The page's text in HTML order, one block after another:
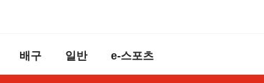
배구 일반 e-스포츠